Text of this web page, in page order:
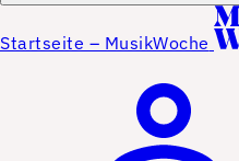
Startseite – MusikWoche